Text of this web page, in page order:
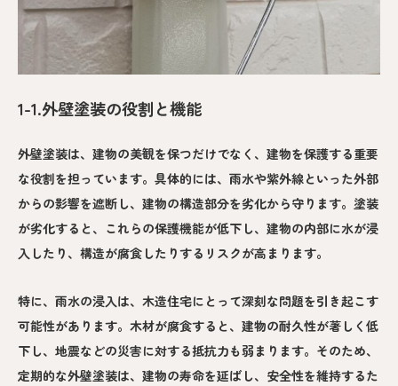
1-1.外壁塗装の役割と機能
外壁塗装は、建物の美観を保つだけでなく、建物を保護する重要
な役割を担っています。具体的には、雨水や紫外線といった外部
からの影響を遮断し、建物の構造部分を劣化から守ります。塗装
が劣化すると、これらの保護機能が低下し、建物の内部に水が浸
入したり、構造が腐食したりするリスクが高まります。
特に、雨水の浸入は、木造住宅にとって深刻な問題を引き起こす
可能性があります。木材が腐食すると、建物の耐久性が著しく低
下し、地震などの災害に対する抵抗力も弱まります。そのため、
定期的な外壁塗装は、建物の寿命を延ばし、安全性を維持するた